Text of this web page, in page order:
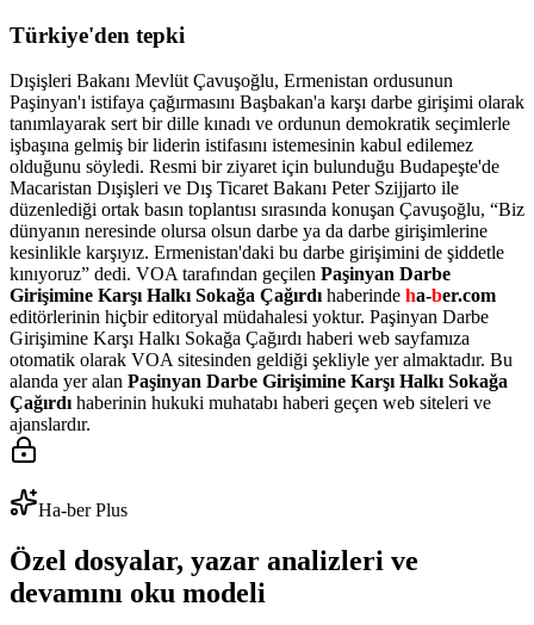
Türkiye'den tepki
Dışişleri Bakanı Mevlüt Çavuşoğlu, Ermenistan ordusunun
Paşinyan'ı istifaya çağırmasını Başbakan'a karşı darbe girişimi olarak
tanımlayarak sert bir dille kınadı ve ordunun demokratik seçimlerle
işbaşına gelmiş bir liderin istifasını istemesinin kabul edilemez
olduğunu söyledi. Resmi bir ziyaret için bulunduğu Budapeşte'de
Macaristan Dışişleri ve Dış Ticaret Bakanı Peter Szijjarto ile
düzenlediği ortak basın toplantısı sırasında konuşan Çavuşoğlu, “Biz
dünyanın neresinde olursa olsun darbe ya da darbe girişimlerine
kesinlikle karşıyız. Ermenistan'daki bu darbe girişimini de şiddetle
kınıyoruz” dedi. VOA tarafından geçilen Paşinyan Darbe
Girişimine Karşı Halkı Sokağa Çağırdı haberinde ha-ber.com
editörlerinin hiçbir editoryal müdahalesi yoktur. Paşinyan Darbe
Girişimine Karşı Halkı Sokağa Çağırdı haberi web sayfamıza
otomatik olarak VOA sitesinden geldiği şekliyle yer almaktadır. Bu
alanda yer alan Paşinyan Darbe Girişimine Karşı Halkı Sokağa
Çağırdı haberinin hukuki muhatabı haberi geçen web siteleri ve
ajanslardır.
Ha-ber Plus
Özel dosyalar, yazar analizleri ve
devamını oku modeli